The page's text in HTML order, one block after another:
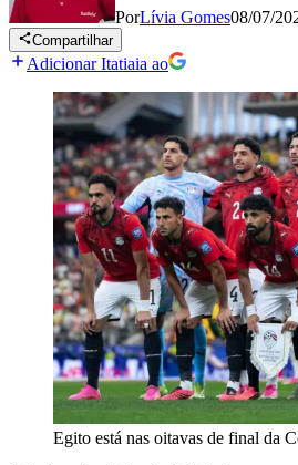
PorLívia Gomes08/07/
Compartilhar
Adicionar Itatiaia ao
Egito está nas oitavas de final da